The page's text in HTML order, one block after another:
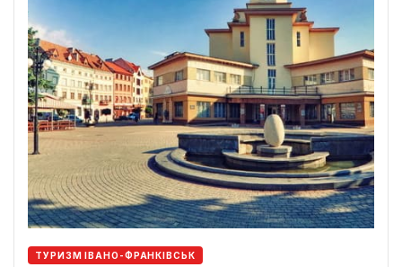
ТУРИЗМ ІВАНО-ФРАНКІВСЬК